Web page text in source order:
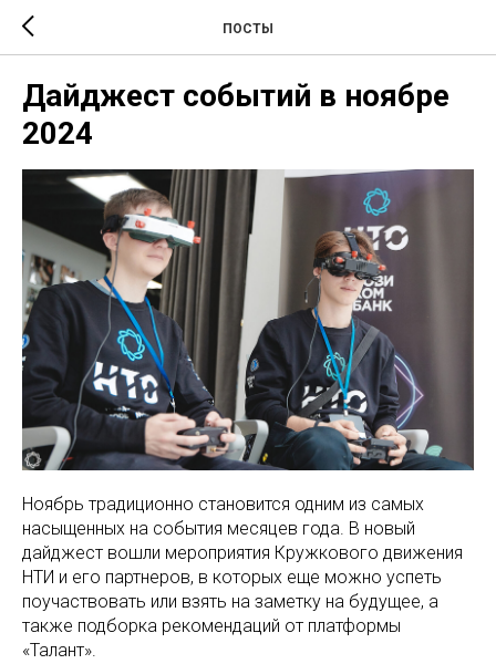
ПОСТЫ
Дайджест событий в ноябре
2024
Ноябрь традиционно становится одним из самых
насыщенных на события месяцев года. В новый
дайджест вошли мероприятия Кружкового движения
НТИ и его партнеров, в которых еще можно успеть
поучаствовать или взять на заметку на будущее, а
также подборка рекомендаций от платформы
«Талант».